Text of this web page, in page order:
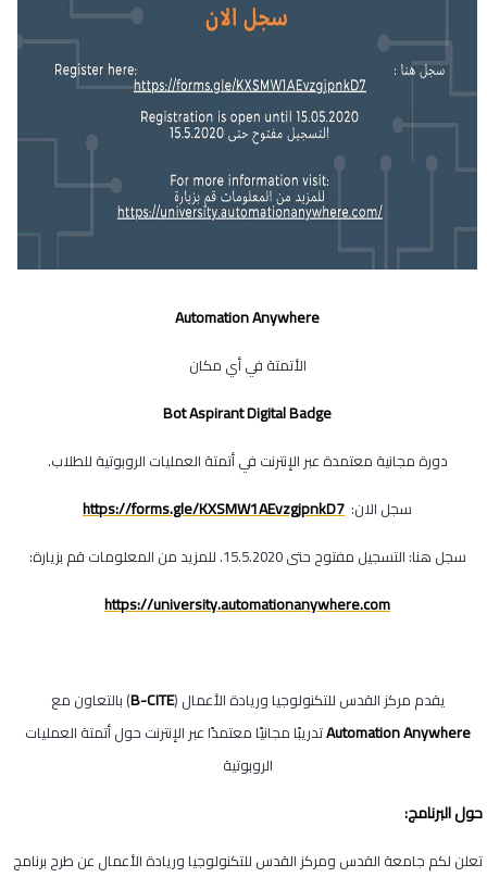
Automation Anywhere
الأتمتة في أي مكان
Bot Aspirant Digital Badge
دورة مجانية معتمدة عبر الإنترنت في أتمتة العمليات الروبوتية للطلاب.
سجل الان: https://forms.gle/KXSMW1AEvzgjpnkD7
سجل هنا: التسجيل مفتوح حتى 15.5.2020. للمزيد من المعلومات قم بزيارة:
https://university.automationanywhere.com
يقدم مركز القدس للتكنولوجيا وريادة الأعمال (B-CITE) بالتعاون مع
Automation Anywhereتدريبًا مجانيًا معتمدًا عبر الإنترنت حول أتمتة العمليات
الروبوتية
حول البرنامج:
تعلن لكم جامعة القدس ومركز القدس للتكنولوجيا وريادة الأعمال عن طرح برنامج